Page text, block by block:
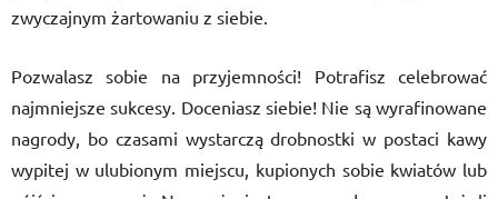
zwyczajnym żartowaniu z siebie.
Pozwalasz sobie na przyjemności! Potrafisz celebrować
najmniejsze sukcesy. Doceniasz siebie! Nie są wyrafinowane
nagrody, bo czasami wystarczą drobnostki w postaci kawy
wypitej w ulubionym miejscu, kupionych sobie kwiatów lub